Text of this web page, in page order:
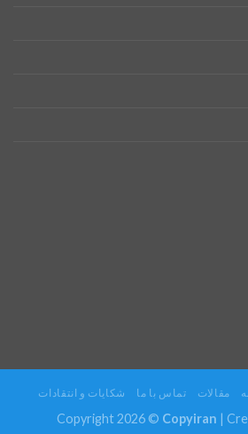
مقالات تماس با ما شکایات و انتقادات
Copyright 2026 © Copyiran |